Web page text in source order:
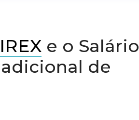
Núcleo da Pessoa
Aposentada
IREX e o Salário
de